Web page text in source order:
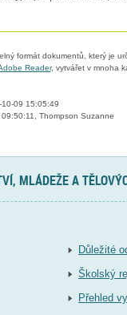
formát dokumentů, který je
Reader, vytvářet v mnoha
09 15:05:49
Thompson Suzanne
MLÁDEŽE A
Důležité
Školský
Přehled